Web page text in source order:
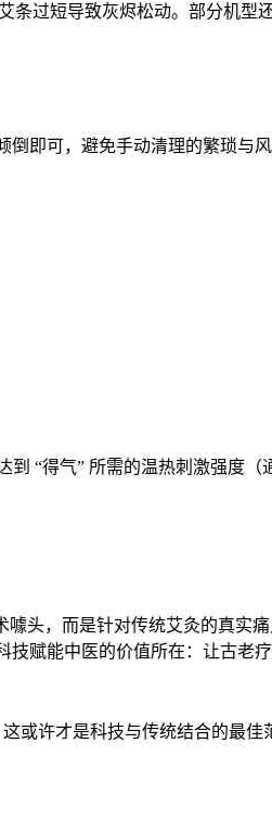
过短导致灰烬松动。部分机
即可，避免手动清理的繁琐与风
“得气” 所需的温热刺激强度（
头，而是针对传统艾灸的真实
赋能中医的价值所在：让古老
或许才是科技与传统结合的最